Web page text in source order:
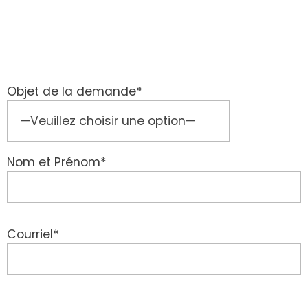
Objet de la demande*
Nom et Prénom*
Courriel*